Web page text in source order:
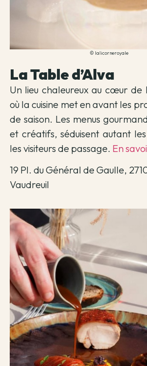
© lalicorneroyale
La Table d’Alva
Un lieu chaleureux au cœur de
où la cuisine met en avant les
de saison. Les menus
et créatifs, séduisent autant
les visiteurs de passage. En
19 Pl. du Général de Gaulle,
Vaudreuil